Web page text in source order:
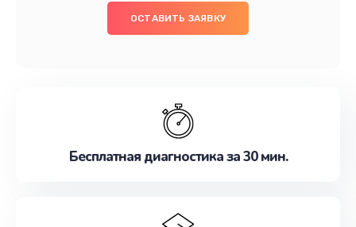
ОСТАВИТЬ ЗАЯВКУ
Бесплатная диагностика за 30 мин.